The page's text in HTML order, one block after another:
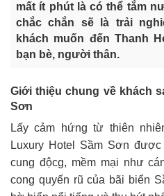
mất ít phút là có thể tắm
chắc chắn sẽ là trải
khách muốn đến Thanh
bạn bè, người thân.
Giới thiệu chung về khách
Sơn
Lấy cảm hứng từ thiên
Luxury Hotel Sầm Sơn
cung độcg, mềm mại như
cong quyến rũ của bãi biển